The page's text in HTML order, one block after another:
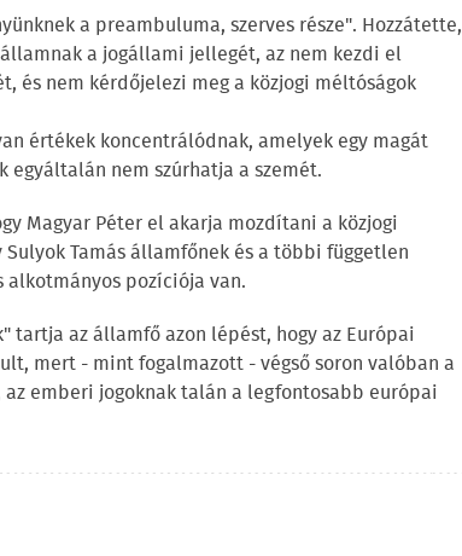
a preambuluma, szerves része". Hozzátette,
a jogállami jellegét, az nem kezdi el
és nem kérdőjelezi meg a közjogi méltóságok
értékek koncentrálódnak, amelyek egy magát
nem szúrhatja a szemét.
Magyar Péter el akarja mozdítani a közjogi
Tamás államfőnek és a többi független
pozíciója van.
tartja az államfő azon lépést, hogy az Európai
mert - mint fogalmazott - végső soron valóban a
emberi jogoknak talán a legfontosabb európai